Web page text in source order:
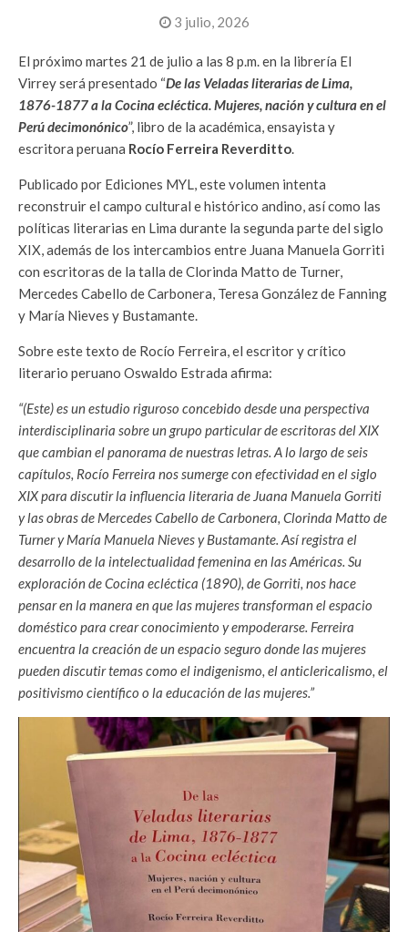
3 julio, 2026
El próximo martes 21 de julio a las 8 p.m. en la librería El
Virrey será presentado “De las Veladas literarias de Lima,
1876-1877 a la Cocina ecléctica. Mujeres, nación y cultura en el
Perú decimonónico”, libro de la académica, ensayista y
escritora peruana Rocío Ferreira Reverditto.
Publicado por Ediciones MYL, este volumen intenta
reconstruir el campo cultural e histórico andino, así como las
políticas literarias en Lima durante la segunda parte del siglo
XIX, además de los intercambios entre Juana Manuela Gorriti
con escritoras de la talla de Clorinda Matto de Turner,
Mercedes Cabello de Carbonera, Teresa González de Fanning
y María Nieves y Bustamante.
Sobre este texto de Rocío Ferreira, el escritor y crítico
literario peruano Oswaldo Estrada afirma:
“(Este) es un estudio riguroso concebido desde una perspectiva
interdisciplinaria sobre un grupo particular de escritoras del XIX
que cambian el panorama de nuestras letras. A lo largo de seis
capítulos, Rocío Ferreira nos sumerge con efectividad en el siglo
XIX para discutir la influencia literaria de Juana Manuela Gorriti
y las obras de Mercedes Cabello de Carbonera, Clorinda Matto de
Turner y María Manuela Nieves y Bustamante. Así registra el
desarrollo de la intelectualidad femenina en las Américas. Su
exploración de Cocina ecléctica (1890), de Gorriti, nos hace
pensar en la manera en que las mujeres transforman el espacio
doméstico para crear conocimiento y empoderarse. Ferreira
encuentra la creación de un espacio seguro donde las mujeres
pueden discutir temas como el indigenismo, el anticlericalismo, el
positivismo científico o la educación de las mujeres.”